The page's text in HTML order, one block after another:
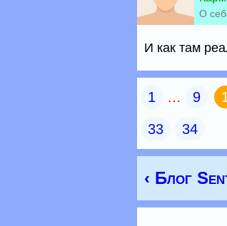
О
И как там
1 … 9
33 34
‹ Блог